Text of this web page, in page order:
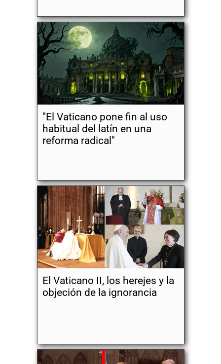
"El Vaticano pone fin al uso
habitual del latín en una
reforma radical"
El Vaticano II, los herejes y la
objeción de la ignorancia